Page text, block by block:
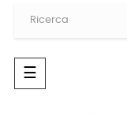
navigazione
Toggle
☰